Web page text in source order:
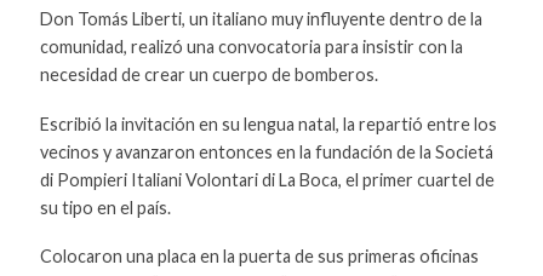
Don Tomás Liberti, un italiano muy influyente dentro de la
comunidad, realizó una convocatoria para insistir con la
necesidad de crear un cuerpo de bomberos.
Escribió la invitación en su lengua natal, la repartió entre los
vecinos y avanzaron entonces en la fundación de la Societá
di Pompieri Italiani Volontari di La Boca, el primer cuartel de
su tipo en el país.
Colocaron una placa en la puerta de sus primeras oficinas